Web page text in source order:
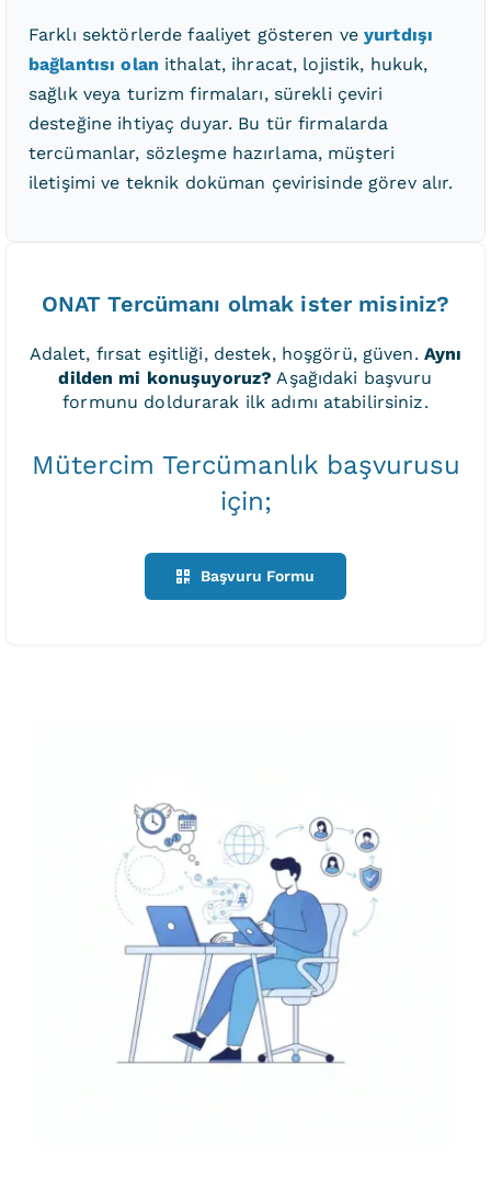
Farklı sektörlerde faaliyet gösteren veyurtdışı
bağlantısı olan ithalat, ihracat, lojistik, hukuk,
sağlık veya turizm firmaları, sürekli çeviri
desteğine ihtiyaç duyar. Bu tür firmalarda
tercümanlar, sözleşme hazırlama, müşteri
iletişimi ve teknik doküman çevirisinde görev alır.
ONAT Tercümanı olmak ister misiniz?
Adalet, fırsat eşitliği, destek, hoşgörü, güven. Aynı
dilden mi konuşuyoruz? Aşağıdaki başvuru
formunu doldurarak ilk adımı atabilirsiniz.
Mütercim Tercümanlık başvurusu
için;
Başvuru Formu